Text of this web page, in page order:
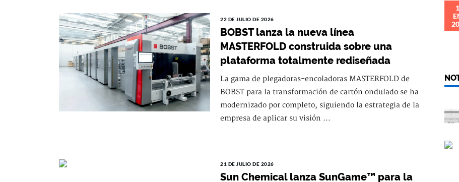
22 DE JULIO DE 2026
BOBST lanza la nueva línea
MASTERFOLD construida sobre una
plataforma totalmente rediseñada
La gama de plegadoras-encoladoras MASTERFOLD de
BOBST para la transformación de cartón ondulado se ha
modernizado por completo, siguiendo la estrategia de la
empresa de aplicar su visión ...
21 DE JULIO DE 2026
Sun Chemical lanza SunGame™ para la